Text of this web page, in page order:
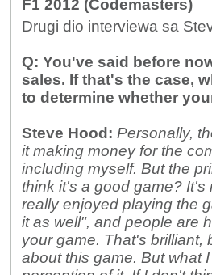
F1 2012 (Codemasters)
Drugi dio interviewa sa
Q: You've said before
sales. If that's the case,
to determine whether
Steve Hood: Personally,
it making money for the
including myself. But the
think it's a good game?
really enjoyed playing the
it as well", and people are
your game. That's
about this game. But what